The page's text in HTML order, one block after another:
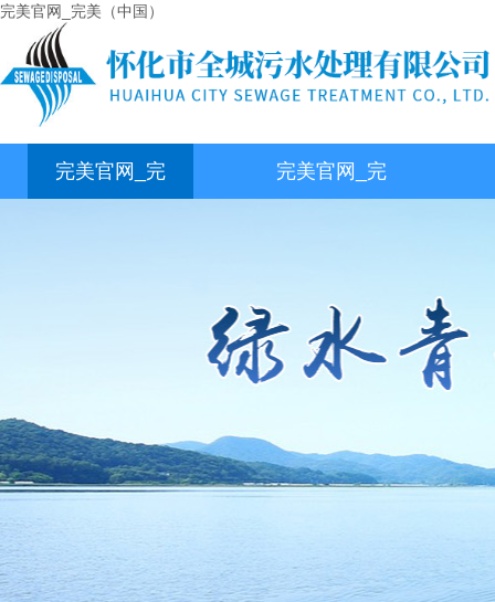
完美官网_完美（中国）
完美官网_完 完美官网_完